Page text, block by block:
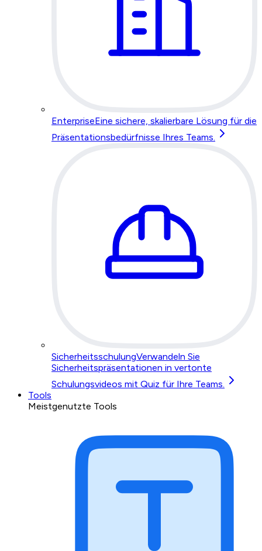
EnterpriseEine sichere, skalierbare Lösung für die
Präsentationsbedürfnisse Ihres Teams.
SicherheitsschulungVerwandeln Sie
Sicherheitspräsentationen in vertonte
Schulungsvideos mit Quiz für Ihre Teams.
Tools
Meistgenutzte Tools